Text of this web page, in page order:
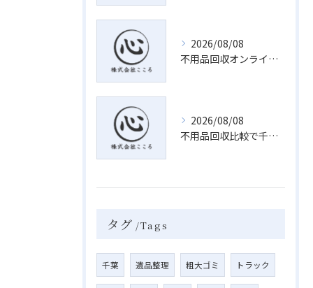
2026/08/08
不用品回収オンライン見積もりで千葉県千葉市若葉区の料金や即日対応を比較するポイント
2026/08/08
不用品回収比較で千葉県千葉市若葉区の安心業者選びと料金相場のポイント
タグ Tags
千葉 遺品整理 粗大ゴミ トラック